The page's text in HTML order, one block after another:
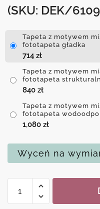
(SKU: DEK/
Tapeta z motywem
fototapeta gładka
714 zł
Tapeta z motywem
fototapeta
840 zł
Tapeta z motywem
fototapeta
1,080 zł
Wyceń na
Tapeta